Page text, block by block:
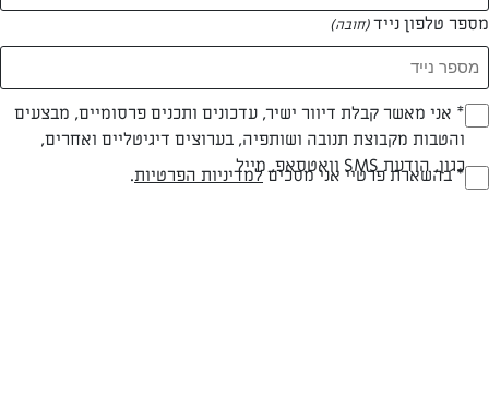
מספר טלפון נייד(חובה)
Opt_In
(חובה)
* אני מאשר קבלת דיוור ישיר, עדכונים ותכנים פרסומיים, מבצעים
והטבות מקבוצת תנובה ושותפיה, בערוצים דיגיטליים ואחרים,
כגון, הודעת SMS וואטסאפ, מייל
RegulationsApproved
* בהשארת פרטיי אני מסכיםלמדיניות הפרטיות.